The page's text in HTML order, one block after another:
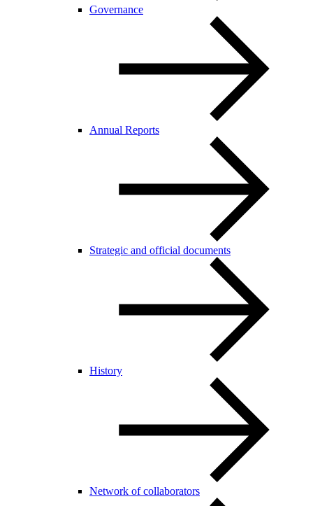
Governance
Annual Reports
Strategic and official documents
History
Network of collaborators